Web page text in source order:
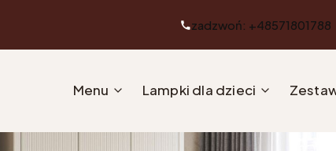
zadzwoń: +48571801788
Menu Lampki dla dzieci